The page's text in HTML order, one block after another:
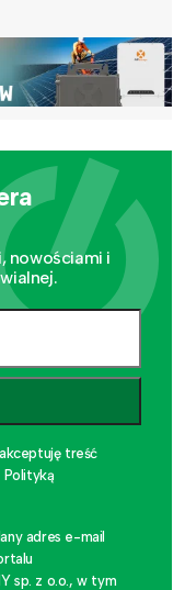
nowościami i
treść
Polityką
adres e-mail
sp. z o.o., w tym